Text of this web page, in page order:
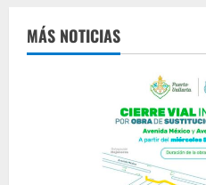
l
MÁS NOTICIAS